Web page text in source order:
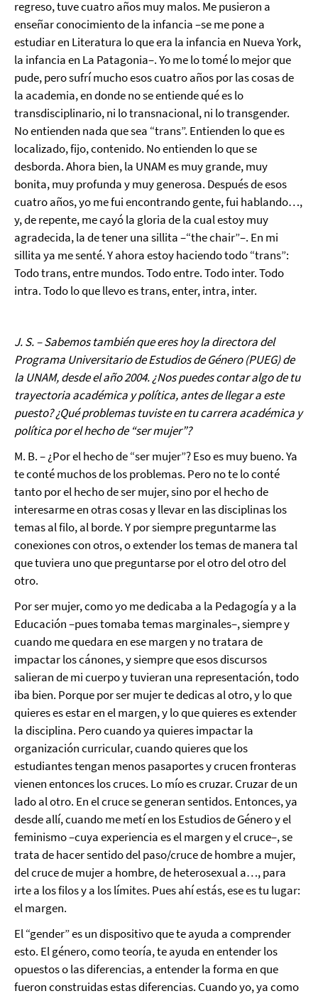
regreso, tuve cuatro años muy malos. Me pusieron a
enseñar conocimiento de la infancia –se me pone a
estudiar en Literatura lo que era la infancia en Nueva York,
la infancia en La Patagonia–. Yo me lo tomé lo mejor que
pude, pero sufrí mucho esos cuatro años por las cosas de
la academia, en donde no se entiende qué es lo
transdisciplinario, ni lo transnacional, ni lo transgender.
No entienden nada que sea “trans”. Entienden lo que es
localizado, fijo, contenido. No entienden lo que se
desborda. Ahora bien, la UNAM es muy grande, muy
bonita, muy profunda y muy generosa. Después de esos
cuatro años, yo me fui encontrando gente, fui hablando…,
y, de repente, me cayó la gloria de la cual estoy muy
agradecida, la de tener una sillita –“the chair”–. En mi
sillita ya me senté. Y ahora estoy haciendo todo “trans”:
Todo trans, entre mundos. Todo entre. Todo inter. Todo
intra. Todo lo que llevo es trans, enter, intra, inter.
J. S. – Sabemos también que eres hoy la directora del
Programa Universitario de Estudios de Género (PUEG) de
la UNAM, desde el año 2004. ¿Nos puedes contar algo de tu
trayectoria académica y política, antes de llegar a este
puesto? ¿Qué problemas tuviste en tu carrera académica y
política por el hecho de “ser mujer”?
M. B. – ¿Por el hecho de “ser mujer”? Eso es muy bueno. Ya
te conté muchos de los problemas. Pero no te lo conté
tanto por el hecho de ser mujer, sino por el hecho de
interesarme en otras cosas y llevar en las disciplinas los
temas al filo, al borde. Y por siempre preguntarme las
conexiones con otros, o extender los temas de manera tal
que tuviera uno que preguntarse por el otro del otro del
otro.
Por ser mujer, como yo me dedicaba a la Pedagogía y a la
Educación –pues tomaba temas marginales–, siempre y
cuando me quedara en ese margen y no tratara de
impactar los cánones, y siempre que esos discursos
salieran de mi cuerpo y tuvieran una representación, todo
iba bien. Porque por ser mujer te dedicas al otro, y lo que
quieres es estar en el margen, y lo que quieres es extender
la disciplina. Pero cuando ya quieres impactar la
organización curricular, cuando quieres que los
estudiantes tengan menos pasaportes y crucen fronteras
vienen entonces los cruces. Lo mío es cruzar. Cruzar de un
lado al otro. En el cruce se generan sentidos. Entonces, ya
desde allí, cuando me metí en los Estudios de Género y el
feminismo –cuya experiencia es el margen y el cruce–, se
trata de hacer sentido del paso/cruce de hombre a mujer,
del cruce de mujer a hombre, de heterosexual a…, para
irte a los filos y a los límites. Pues ahí estás, ese es tu lugar:
el margen.
El “gender” es un dispositivo que te ayuda a comprender
esto. El género, como teoría, te ayuda en entender los
opuestos o las diferencias, a entender la forma en que
fueron construidas estas diferencias. Cuando yo, ya como